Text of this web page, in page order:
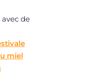
de
miel